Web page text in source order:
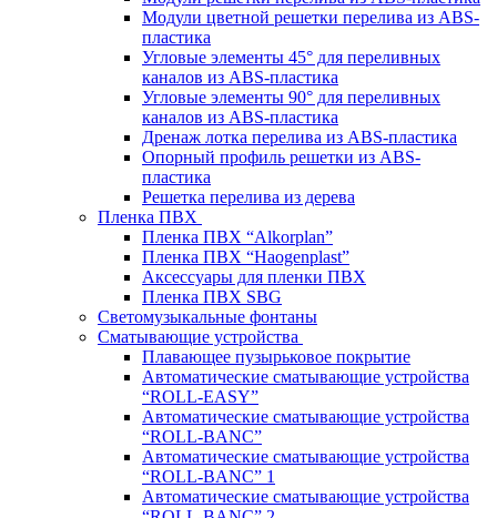
Модули цветной решетки перелива из ABS-
пластика
Угловые элементы 45° для переливных
каналов из ABS-пластика
Угловые элементы 90° для переливных
каналов из ABS-пластика
Дренаж лотка перелива из ABS-пластика
Опорный профиль решетки из ABS-
пластика
Решетка перелива из дерева
Пленка ПВХ
Пленка ПВХ “Alkorplan”
Пленка ПВХ “Haogenplast”
Аксессуары для пленки ПВХ
Пленка ПВХ SBG
Светомузыкальные фонтаны
Сматывающие устройства
Плавающее пузырьковое покрытие
Автоматические сматывающие устройства
“ROLL-EASY”
Автоматические сматывающие устройства
“ROLL-BANC”
Автоматические сматывающие устройства
“ROLL-BANC” 1
Автоматические сматывающие устройства